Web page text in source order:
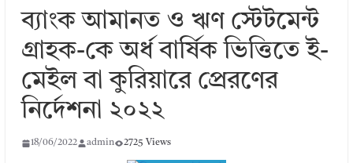
ব্যাংক আমানত ও ঋণ স্টেটমেন্ট
গ্রাহক-কে অর্ধ বার্ষিক ভিত্তিতে ই-
মেইল বা কুরিয়ারে প্রেরণের
নির্দেশনা ২০২২
18/06/2022 admin 2725 Views